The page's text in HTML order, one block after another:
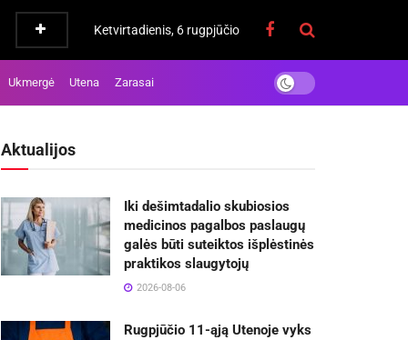
Ketvirtadienis, 6 rugpjūčio
Ukmergė Utena Zarasai
Aktualijos
Iki dešimtadalio skubiosios
medicinos pagalbos paslaugų
galės būti suteiktos išplėstinės
praktikos slaugytojų
2026-08-06
Rugpjūčio 11-ąją Utenoje vyks